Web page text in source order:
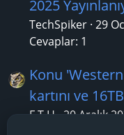
2025
TechSpiker 29
Cevaplar: 1
Konu
kartını ve
F.T.H 20 Aralık